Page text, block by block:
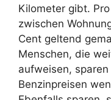
Kilometer gibt.
zwischen
Cent geltend
Menschen, die
aufweisen,
Benzinpreisen